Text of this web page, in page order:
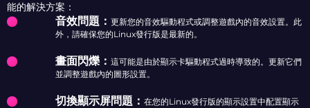
能的解決方案：
音效問題 ： 更新您的音效驅動程式或調整遊戲內的音效設置。此
外，請確保您的Linux發行版是最新的。
畫面閃爍： 這可能是由於顯示卡驅動程式過時導致的。更新它們
並調整遊戲內的圖形設置。
切換顯示屏問題 ： 在您的Linux發行版的顯示設置中配置顯示